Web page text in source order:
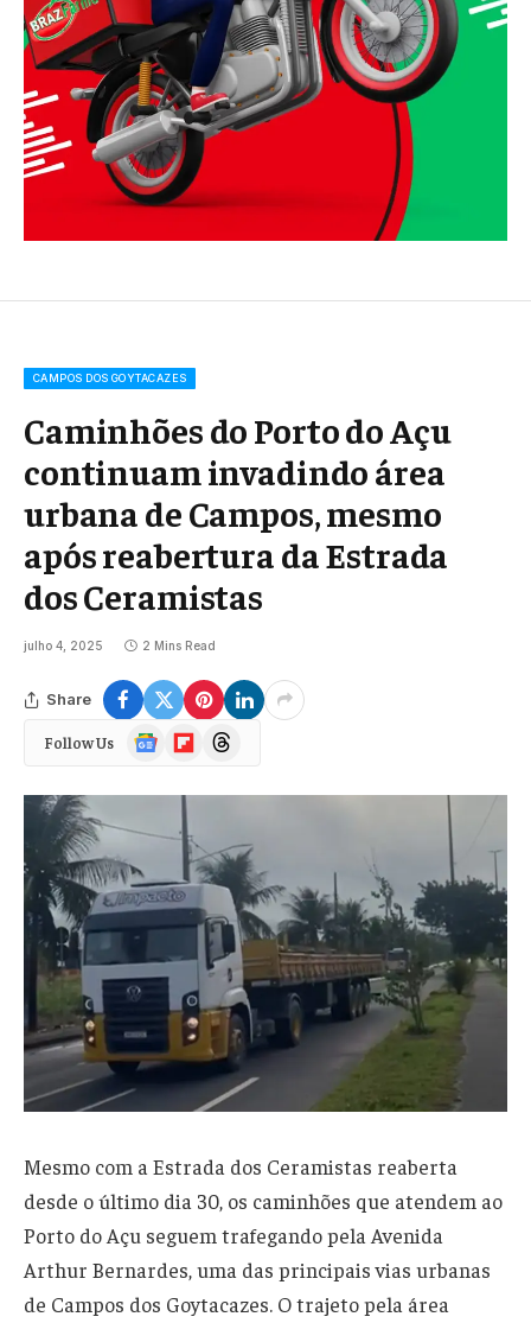
CAMPOS DOS GOYTACAZES
Caminhões do Porto do Açu
continuam invadindo área
urbana de Campos, mesmo
após reabertura da Estrada
dos Ceramistas
julho 4, 2025 2 Mins Read
Share
Follow Us
Google
News
FlipboardThreads
Mesmo com a Estrada dos Ceramistas reaberta
desde o último dia 30, os caminhões que atendem ao
Porto do Açu seguem trafegando pela Avenida
Arthur Bernardes, uma das principais vias urbanas
de Campos dos Goytacazes. O trajeto pela área